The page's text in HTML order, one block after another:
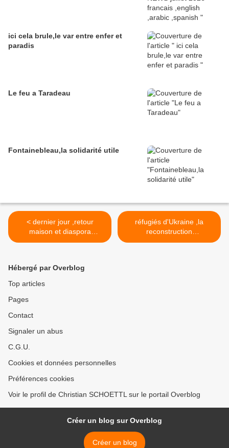
ici cela brule,le var entre enfer et
paradis
Le feu a Taradeau
Fontainebleau,la solidarité utile
< dernier jour ,retour
maison et diaspora
ukrainienne ,objectif atteint
réfugiés d'Ukraine ,la
reconstruction
homéopathique >
Hébergé par Overblog
Top articles
Pages
Contact
Signaler un abus
C.G.U.
Cookies et données personnelles
Préférences cookies
Voir le profil de Christian SCHOETTL sur le portail Overblog
Créer un blog sur Overblog
Créer un blog